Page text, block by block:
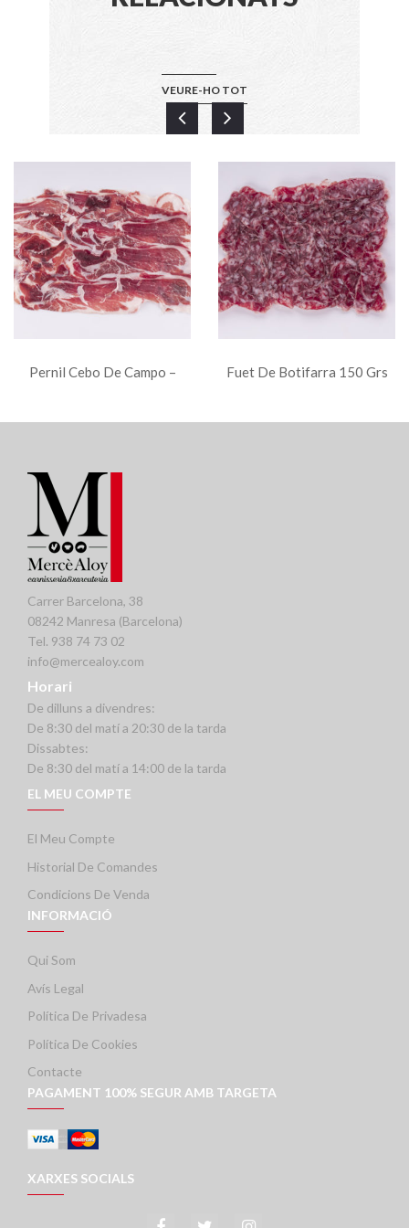
VEURE-HO TOT
Pernil Cebo De Campo –
Fuet De Botifarra 150 Grs
Carrer Barcelona, 38
08242 Manresa (Barcelona)
Tel. 938 74 73 02
info@mercealoy.com
Horari
De dilluns a divendres:
De 8:30 del matí a 20:30 de la tarda
Dissabtes:
De 8:30 del matí a 14:00 de la tarda
EL MEU COMPTE
El Meu Compte
Historial De Comandes
Condicions De Venda
INFORMACIÓ
Qui Som
Avís Legal
Política De Privadesa
Política De Cookies
Contacte
PAGAMENT 100% SEGUR AMB TARGETA
XARXES SOCIALS